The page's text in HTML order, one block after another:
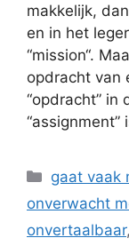
makkelijk,
en in het
“mission“.
opdracht van
“opdracht” in
“assignment”
gaat vaak
onverwacht
onvertaalbaar,